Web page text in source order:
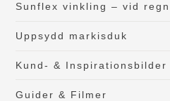
Sunflex vinkling – vid
Uppsydd markisduk
Kund- & Inspirationsbilder
Guider & Filmer